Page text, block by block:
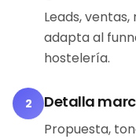
Leads,
adapta al
hostelería.
2 Detalla
Propuesta,